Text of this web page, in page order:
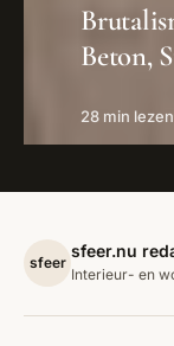
Beton,
28 min lezen
sfeer
sfeer.nu
Interieur- en